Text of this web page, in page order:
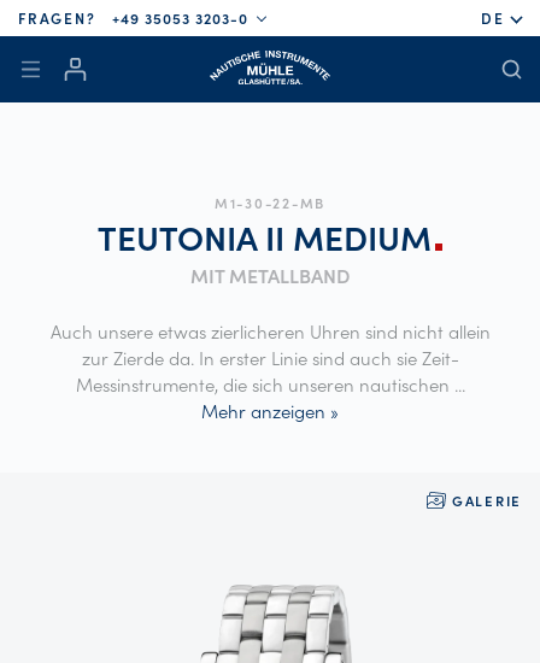
FRAGEN? +49 35053 3203-0 DE
M1-30-22-MB
TEUTONIA II MEDIUM
MIT METALLBAND
Auch unsere etwas zierlicheren Uhren sind nicht allein
zur Zierde da. In erster Linie sind auch sie Zeit-
Messinstrumente, die sich unseren nautischen ...
Mehr anzeigen »
GALERIE